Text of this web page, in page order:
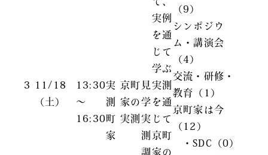
実例
を通
じて
学ぶ
3
11/18
（土）
13:30
～
16:30
実
測
町
家
京町
家の
実測
見
学
実
測
調
実測
を通
じて
京町
家の
（9）
シンポジウ
ム・講演会
（4）
交流・研修・
教育（1）
京町家は今
（12）
・SDC（0）